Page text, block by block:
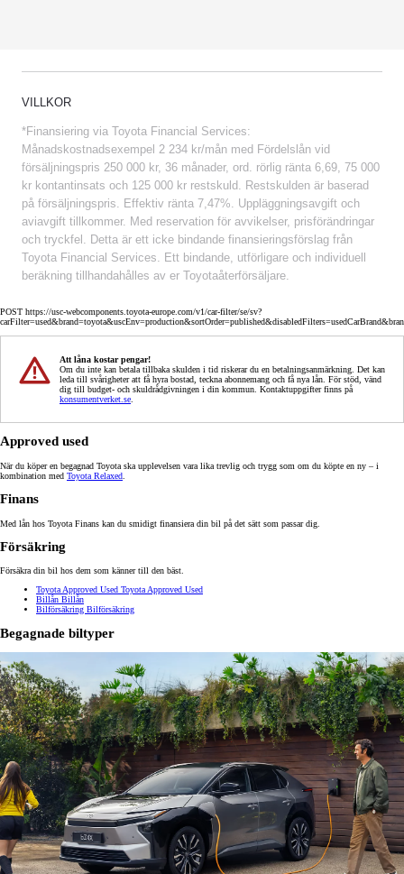
VILLKOR
*Finansiering via Toyota Financial Services:
Månadskostnadsexempel 2 234 kr/mån med Fördelslån vid
försäljningspris 250 000 kr, 36 månader, ord. rörlig ränta 6,69, 75 000
kr kontantinsats och 125 000 kr restskuld. Restskulden är baserad
på försäljningspris. Effektiv ränta 7,47%. Uppläggningsavgift och
aviavgift tillkommer. Med reservation för avvikelser, prisförändringar
och tryckfel. Detta är ett icke bindande finansieringsförslag från
Toyota Financial Services. Ett bindande, utförligare och individuell
beräkning tillhandahålles av er Toyotaåterförsäljare.
POST https://usc-webcomponents.toyota-europe.com/v1/car-filter/se/sv?
Att låna kostar pengar!
Om du inte kan betala tillbaka skulden i tid riskerar du en betalningsanmärkning. Det kan
leda till svårigheter att få hyra bostad, teckna abonnemang och få nya lån. För stöd, vänd
dig till budget- och skuldrådgivningen i din kommun. Kontaktuppgifter finns på
konsumentverket.se
Approved used
När du köper en begagnad Toyota ska upplevelsen vara lika trevlig och trygg som om du köpte en ny – i
kombination med Toyota Relaxed
Finans
Med lån hos Toyota Finans kan du smidigt finansiera din bil på det sätt som passar dig.
Försäkring
Försäkra din bil hos dem som känner till den bäst.
Toyota Approved Used Toyota Approved Used
Billån Billån
Bilförsäkring Bilförsäkring
Begagnade biltyper